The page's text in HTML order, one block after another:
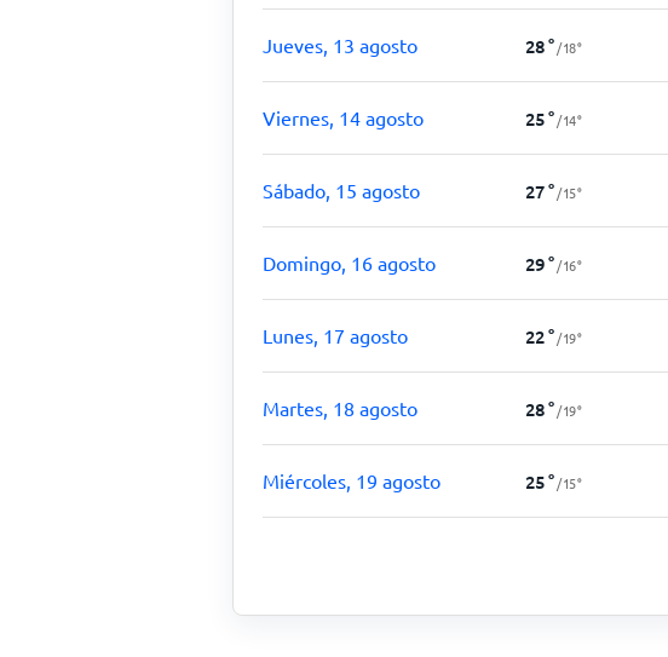
Jueves, 13 agosto 28° /18°
Viernes, 14 agosto 25° /14°
Sábado, 15 agosto 27° /15°
Domingo, 16 agosto 29° /16°
Lunes, 17 agosto 22° /19°
Martes, 18 agosto 28° /19°
Miércoles, 19 agosto 25° /15°